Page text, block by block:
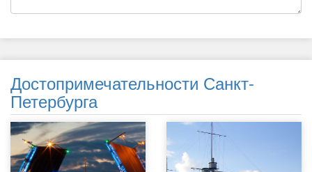
Достопримечательности Санкт-
Петербурга